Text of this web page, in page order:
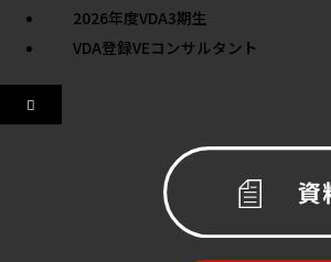
2026年度VDA3期生
VDA登録VEコンサルタント
Hamburger
Toggle
Menu